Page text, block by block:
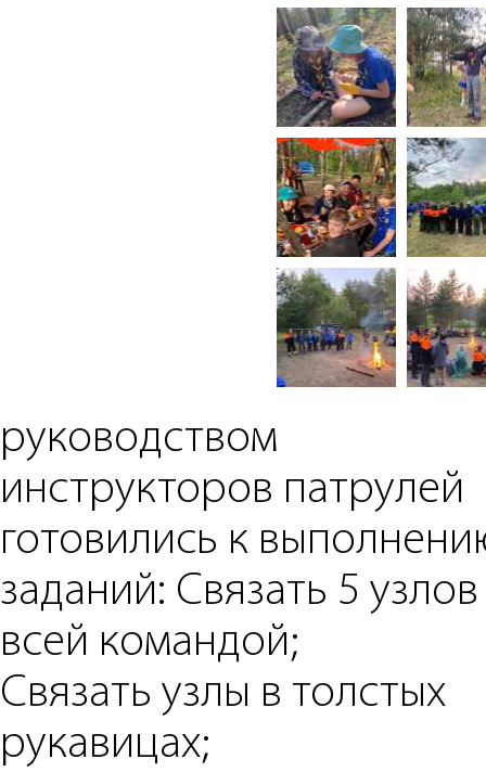
руководством
инструкторов патрулей
готовились к
заданий: Cвязать 5 узлов
всей командой;
Cвязать узлы в толстых
рукавицах;